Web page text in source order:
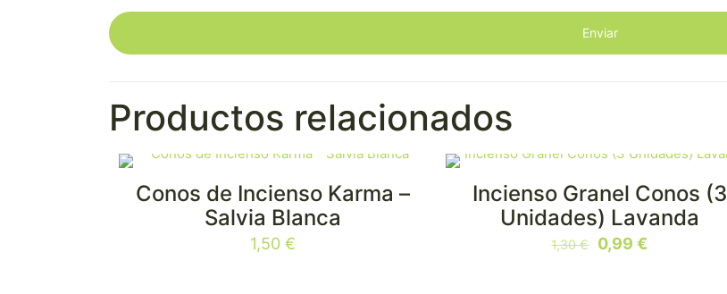
Productos relacionados
Conos de Incienso Karma –
Salvia Blanca
1,50 €
EN OFERTA
Incienso Granel Conos (3
Unidades) Lavanda
1,30€
El
0,99€